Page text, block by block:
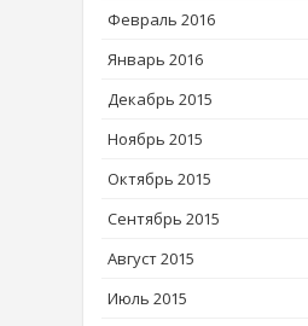
Февраль 2016
Январь 2016
Декабрь 2015
Ноябрь 2015
Октябрь 2015
Сентябрь 2015
Август 2015
Июль 2015